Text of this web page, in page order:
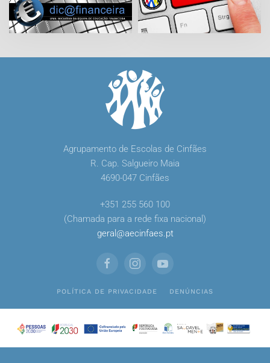
Agrupamento de Escolas de Cinfães
R. Cap. Salgueiro Maia
4690-047 Cinfães
+351 255 560 100
(Chamada para a rede fixa nacional)
geral @aecinfaes.pt
POLÍTICA DE PRIVACIDADE DENÚNCIAS